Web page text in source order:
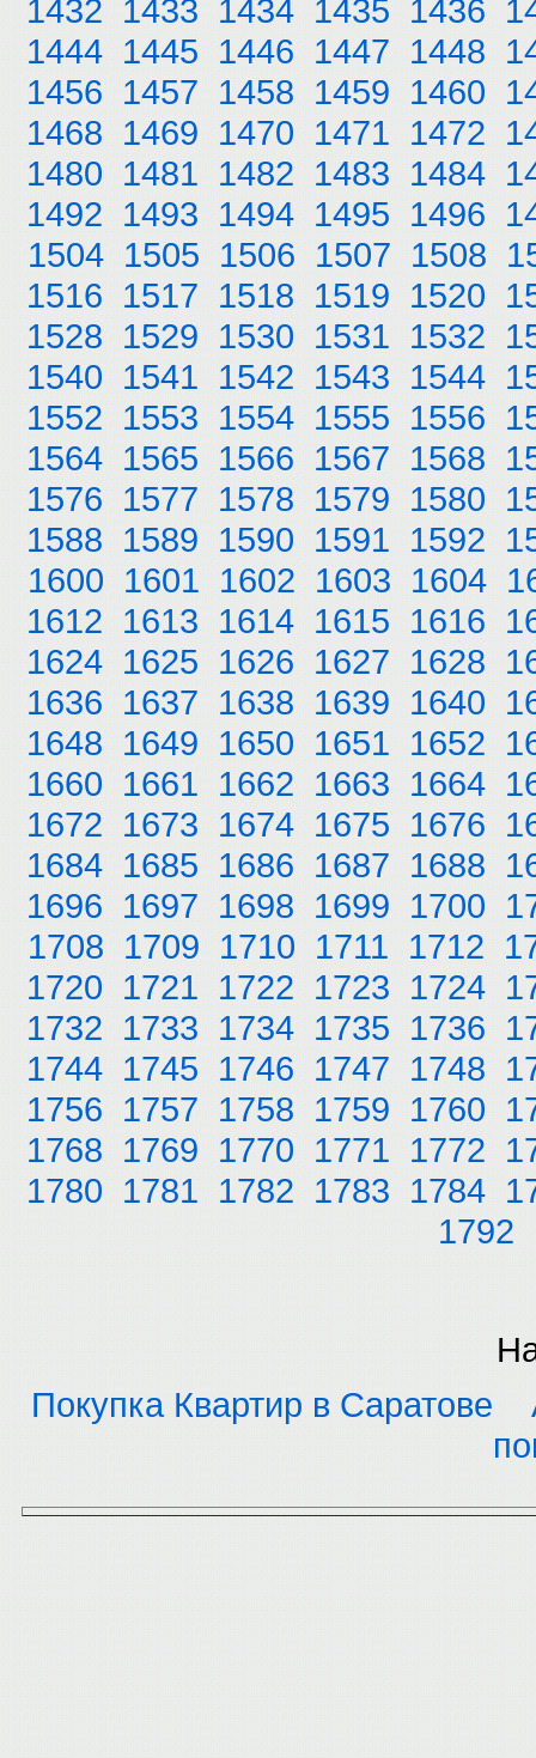
1432 1433 1434 1435 1436
1444 1445 1446 1447 1448
1456 1457 1458 1459 1460
1468 1469 1470 1471 1472
1480 1481 1482 1483 1484
1492 1493 1494 1495 1496
1504 1505 1506 1507 1508
1516 1517 1518 1519 1520
1528 1529 1530 1531 1532
1540 1541 1542 1543 1544
1552 1553 1554 1555 1556
1564 1565 1566 1567 1568
1576 1577 1578 1579 1580
1588 1589 1590 1591 1592
1600 1601 1602 1603 1604
1612 1613 1614 1615 1616
1624 1625 1626 1627 1628
1636 1637 1638 1639 1640
1648 1649 1650 1651 1652
1660 1661 1662 1663 1664
1672 1673 1674 1675 1676
1684 1685 1686 1687 1688
1696 1697 1698 1699 1700
1708 1709 1710 1711 1712
1720 1721 1722 1723 1724
1732 1733 1734 1735 1736
1744 1745 1746 1747 1748
1756 1757 1758 1759 1760
1768 1769 1770 1771 1772
1780 1781 1782 1783 1784
1792
Покупка Квартир в Саратове